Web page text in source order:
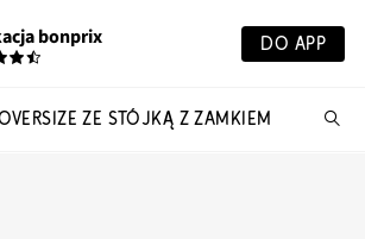
bonprix DO APP
ZE STÓJKĄ Z ZAMKIEM